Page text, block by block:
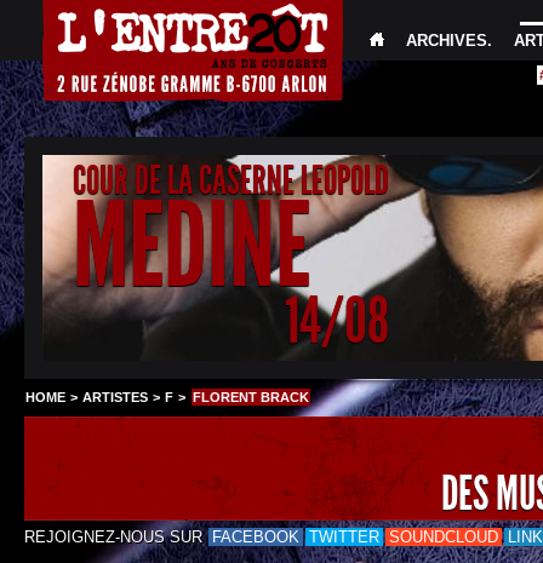
ARCHIVES.
COUR DE LA CASERNE LEOPOLD
MEDINE
14/08
HOME > ARTISTES > F > FLORENT BRACK
DES
REJOIGNEZ-NOUS SUR FACEBOOK TWITTER SOUNDCLOUD